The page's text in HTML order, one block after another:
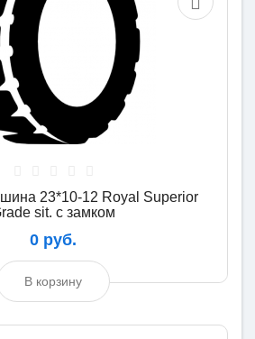
23*10-12 Royal Superior
sit. с замком
0 руб.
В корзину